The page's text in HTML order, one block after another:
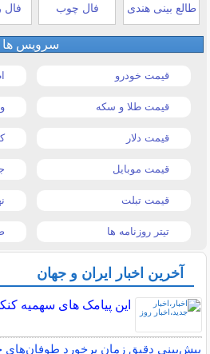
طالع بینی هندی فال چوب فال
سرویس ها
قیمت خودرو
قیمت طلا و سکه
قیمت دلار
قیمت موبایل
قیمت تبلت
تیتر روزنامه ها
آخرین اخبار ایران و جهان
این پیامک های سهمیه
پیش‌بینی دقیق زمان برخورد